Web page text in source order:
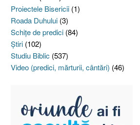
Proiectele Bisericii (1)
Roada Duhului (3)
Schiţe de predici (84)
Ştiri (102)
Studiu Biblic (537)
Video (predici, mărturii, cântări) (46)